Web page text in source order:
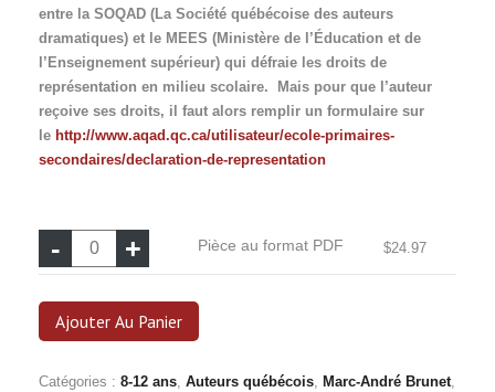
entre la SOQAD (La Société québécoise des auteurs
dramatiques) et le MEES (Ministère de l’Éducation et de
l’Enseignement supérieur) qui défraie les droits de
représentation en milieu scolaire. Mais pour que l’auteur
reçoive ses droits, il faut alors remplir un formulaire sur
le http://www.aqad.qc.ca/utilisateur/ecole-primaires-
secondaires/declaration-de-representation
quantité
de
format
Pièce au format PDF $24.97
Ajouter Au Panier
Catégories : 8-12 ans, Auteurs québécois, Marc-André Brunet,